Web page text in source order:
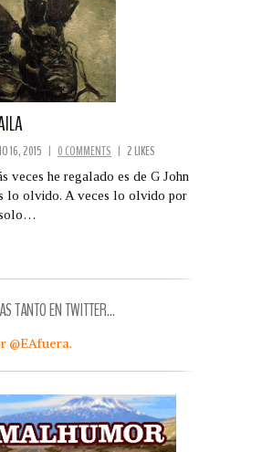
16, 2015 | 0 COMMENTS | 2 LIKES
veces he regalado es de G John
lo olvido. A veces lo olvido por
solo…
TANTO EN TWITTER…
@EAfuera.